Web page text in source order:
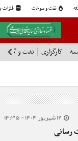
نفت و سوخت فلزات
کارگزاری نفت و گاز
12 شهریور 1404 - 13:35
رسانی